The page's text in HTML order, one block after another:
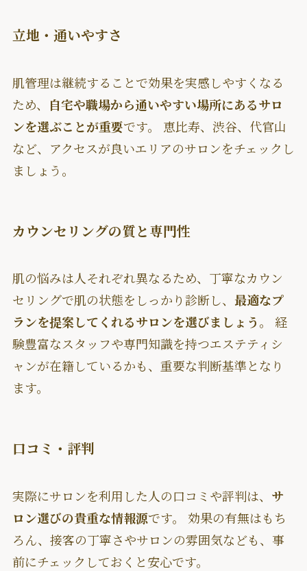
立地・通いやすさ
肌管理は継続することで効果を実感しやすくなる
ため、
自宅や職場から通いやすい場所にあるサロ
ンを選ぶことが重要です。 恵比寿、渋谷、代官山
など、アクセスが良いエリアのサロンをチェックし
ましょう。
カウンセリングの質と専門性
肌の悩みは人それぞれ異なるため、丁寧なカウン
セリングで肌の状態をしっかり診断し、 最適なプ
ランを提案してくれるサロンを選びましょう。 経
験豊富なスタッフや専門知識を持つエステティシ
ャンが在籍しているかも、重要な判断基準となり
ます。
口コミ・評判
実際にサロンを利用した人の口コミや評判は、 サ
ロン選びの貴重な情報源です。 効果の有無はもち
ろん、接客の丁寧さやサロンの雰囲気なども、事
前にチェックしておくと安心です。